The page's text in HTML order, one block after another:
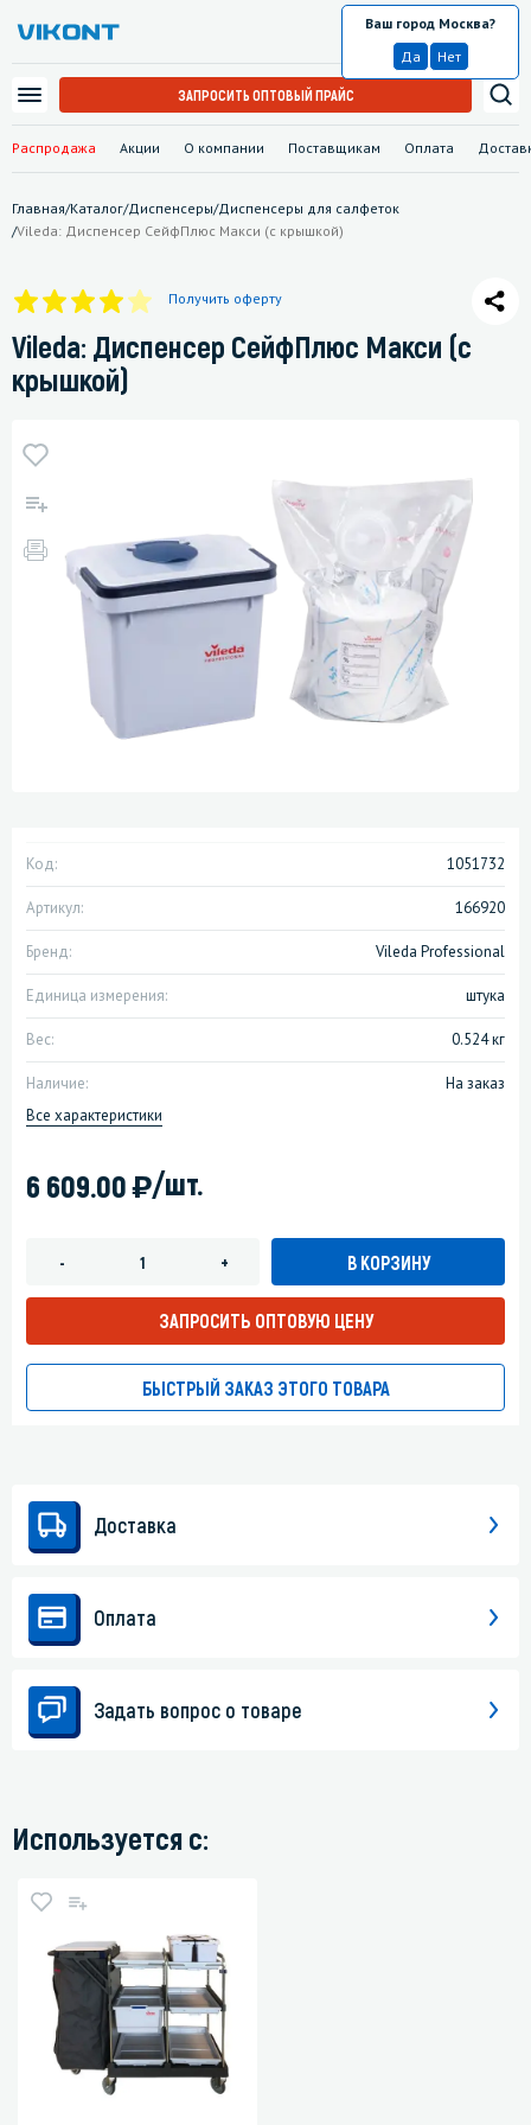
Распродажа Акции О компании Поставщикам Оплата
Москва
Ваш город Москва?
Да
Нет
ЗАПРОСИТЬ ОПТОВЫЙ ПРАЙС
Главная/Каталог/Диспенсеры/Диспенсеры для салфеток
/Vileda: Диспенсер СейфПлюс Макси (с крышкой)
Получить оферту
Vileda: Диспенсер СейфПлюс Макси (с
крышкой)
Код: 1051732
Артикул: 166920
Бренд: Vileda Professional
Единица измерения: штука
Вес: 0.524 кг
Наличие:
На заказ
Все характеристики
6 609.00)/шт.
- + В КОРЗИНУ
ЗАПРОСИТЬ ОПТОВУЮ ЦЕНУ
БЫСТРЫЙ ЗАКАЗ ЭТОГО ТОВАРА
Доставка
Оплата
Задать вопрос о товаре
Используется с: